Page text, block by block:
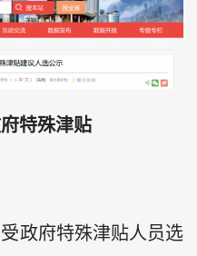
特殊津贴
政府特殊津贴人员选